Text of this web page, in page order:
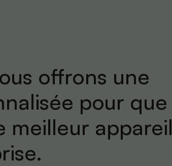
offrons une
pour que
meilleur appareil